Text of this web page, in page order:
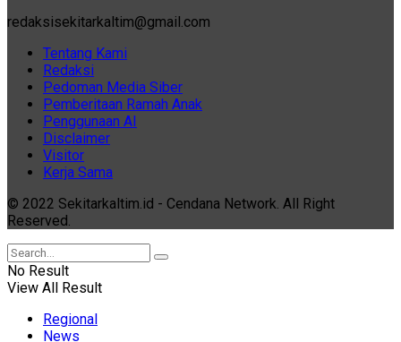
redaksisekitarkaltim@gmail.com
Tentang Kami
Redaksi
Pedoman Media Siber
Pemberitaan Ramah Anak
Penggunaan AI
Disclaimer
Visitor
Kerja Sama
© 2022 Sekitarkaltim.id - Cendana Network. All Right
Reserved.
No Result
View All Result
Regional
News